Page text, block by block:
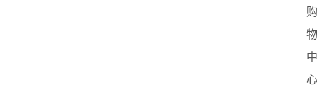
购
物
中
心